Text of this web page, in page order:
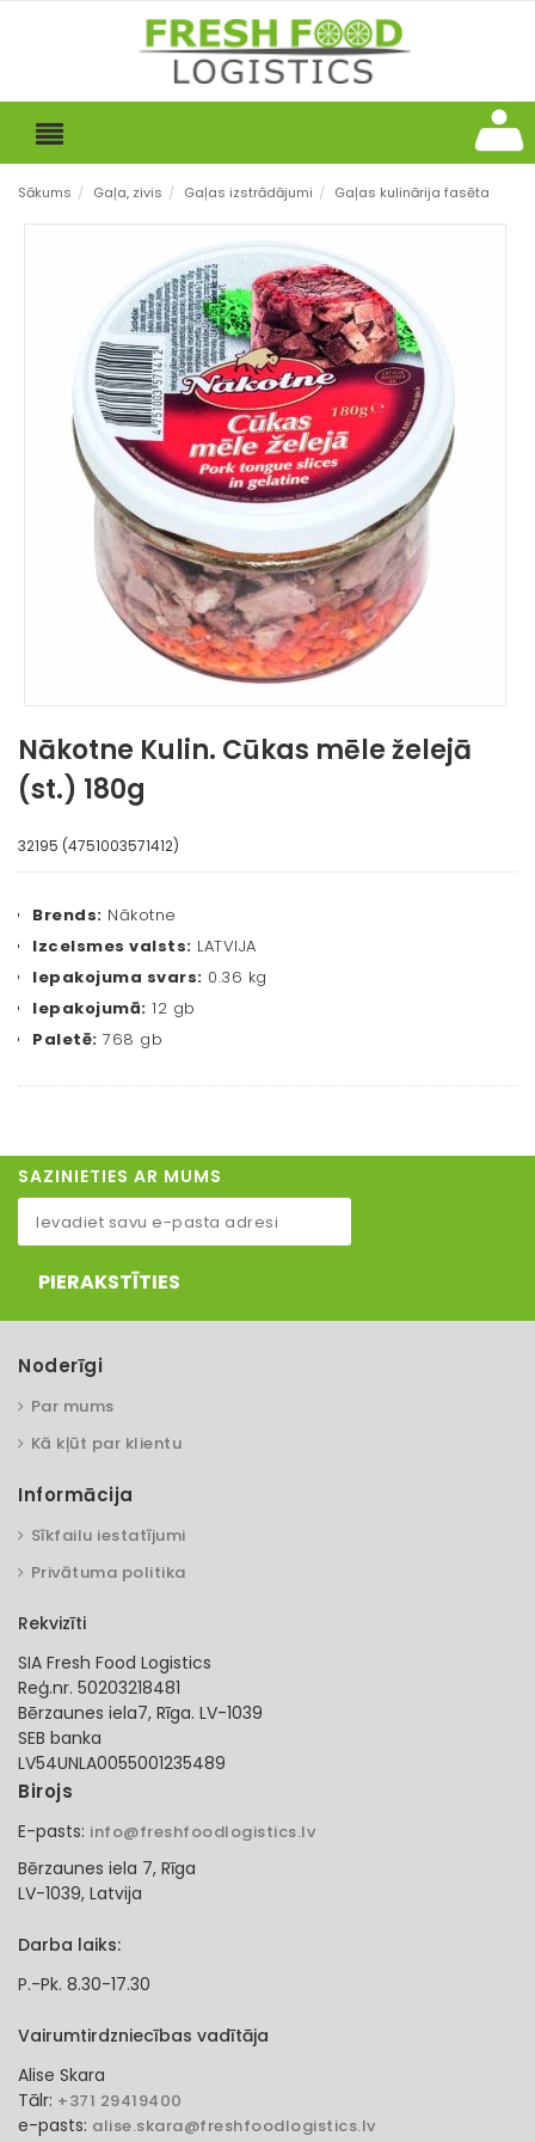
Sākums / Gaļa, zivis / Gaļas izstrādājumi / Gaļas kulinārija fasēta
Nākotne Kulin. Cūkas mēle želejā
(st.) 180g
32195 (4751003571412)
Brends: Nākotne
Izcelsmes valsts: LATVIJA
Iepakojuma svars: 0.36 kg
Iepakojumā: 12 gb
Paletē: 768 gb
SAZINIETIES AR MUMS
PIERAKSTĪTIES
Noderīgi
Par mums
Kā kļūt par klientu
Informācija
Sīkfailu iestatījumi
Privātuma politika
Rekvizīti
SIA Fresh Food Logistics
Reģ.nr. 50203218481
Bērzaunes iela7, Rīga. LV-1039
SEB banka
LV54UNLA0055001235489
Birojs
E-pasts: info@freshfoodlogistics.lv
Bērzaunes iela 7, Rīga
LV-1039, Latvija
Darba laiks:
P.-Pk. 8.30-17.30
Vairumtirdzniecības vadītāja
Alise Skara
Tālr: +371 29419400
e-pasts: alise.skara@freshfoodlogistics.lv